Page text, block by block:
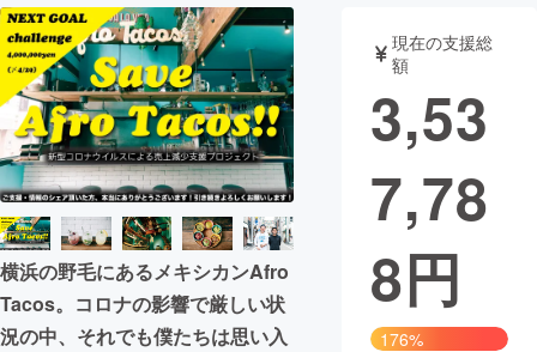
アート・写真 音楽
テクノロジー・ガジェット ゲーム・サ
映像・映画
ビジネス・起業
まちづくり・地域活性化
横浜の野毛にあるメキシカンAfro
Tacos。コロナの影響で厳しい状
況の中、それでも僕たちは思い入
現在の支援総
額
3,53
7,78
8円
176%